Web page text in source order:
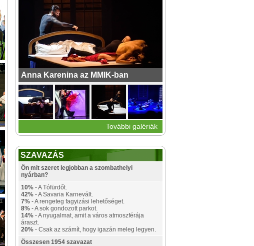
Anna Karenina az MMIK-ban
További galériák
SZAVAZÁS
Ön mit szeret legjobban a szombathelyi
nyárban?
10% - A Tófürdőt.
42% - A Savaria Karnevált.
7% - A rengeteg fagyizási lehetőséget.
8% - A sok gondozott parkot.
14% - A nyugalmat, amit a város atmoszférája
áraszt.
20% - Csak az számít, hogy igazán meleg legyen.
Összesen 1954 szavazat